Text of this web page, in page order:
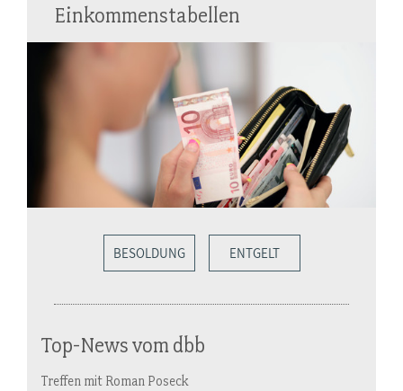
Einkommenstabellen
BESOLDUNG ENTGELT
Top-News vom dbb
Treffen mit Roman Poseck